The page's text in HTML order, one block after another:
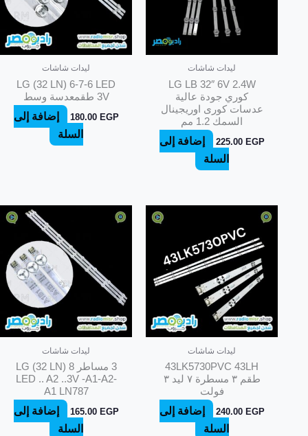
ليدات شاشات
LG LB 32″ 6V 2.4W
كوري جودة عالية
عدسات كورى اوريجينال
السمك 1.2 مم
225.00 EGP
إضافة إلى
السلة
ليدات شاشات
LG (32 LN) 6-7-6 LED
3V طقمعدسة وسط
180.00 EGP
إضافة إلى
السلة
ليدات شاشات
43LK5730PVC 43LH
طقم ٣ مسطرة ٧ ليد ٣
فولت
240.00 EGP
إضافة إلى
السلة
ليدات شاشات
3 مساطر LG (32 LN) 8
LED .. A2 ..3V -A1-A2-
A1 LN787
165.00 EGP
إضافة إلى
السلة